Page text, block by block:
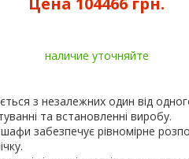
наличие уточняйте
з незалежних один від
та встановленні виробу.
шафи забезпечує рівномірне